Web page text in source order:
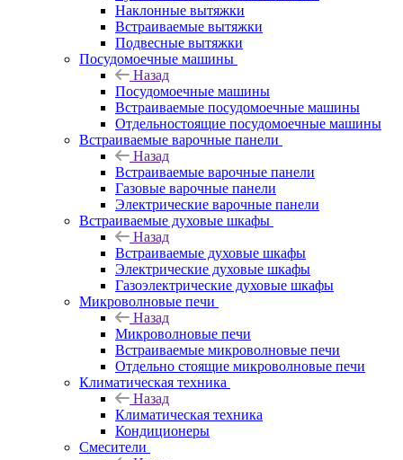
Наклонные вытяжки
Встраиваемые вытяжки
Подвесные вытяжки
Посудомоечные машины
Назад
Посудомоечные машины
Встраиваемые посудомоечные машины
Отдельностоящие посудомоечные машины
Встраиваемые варочные панели
Назад
Встраиваемые варочные панели
Газовые варочные панели
Электрические варочные панели
Встраиваемые духовые шкафы
Назад
Встраиваемые духовые шкафы
Электрические духовые шкафы
Газоэлектрические духовые шкафы
Микроволновые печи
Назад
Микроволновые печи
Встраиваемые микроволновые печи
Отдельно стоящие микроволновые печи
Климатическая техника
Назад
Климатическая техника
Кондиционеры
Смесители